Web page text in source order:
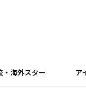
・海外スター ア